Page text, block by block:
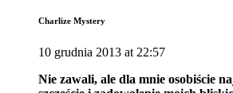
Charlize Mystery
10 grudnia 2013 at 22:57
Nie zawali, ale dla mnie osobiście